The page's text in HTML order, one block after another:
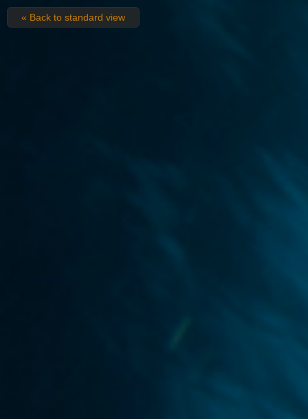
« Back to standard view